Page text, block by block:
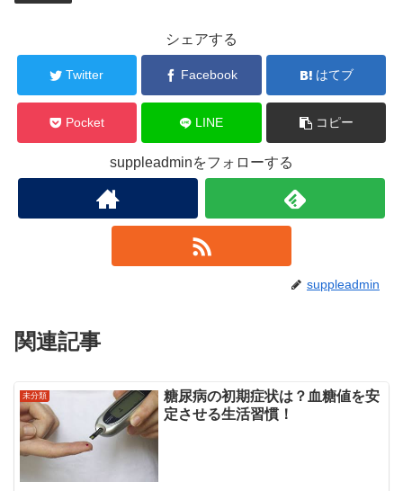
シェアする
Twitter Facebook はてブ
Pocket LINE コピー
suppleadminをフォローする
suppleadmin
関連記事
未分類
糖尿病の初期症状は？血糖値を安
定させる生活習慣！